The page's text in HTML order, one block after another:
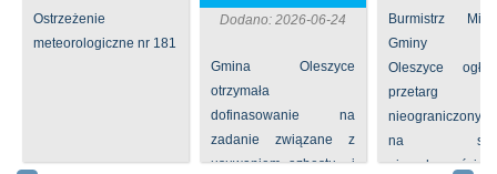
Ostrzeżenie
meteorologiczne nr 181
Dodano: 2026-06-24
Gmina Oleszyce
otrzymała
dofinasowanie na
zadanie związane z
usuwaniem azbestu i
Burmistrz
Gminy
Oleszyce
przetarg
nieograniczony
na
nieruchomości nr